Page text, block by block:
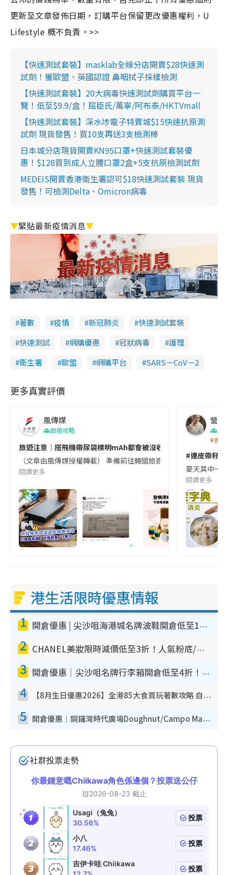
更新至文章發佈日期，訂購平台保留更改優惠權利，U
Lifestyle 概不負責。>>
【快速測試套裝】masklab全線分店開賣$28快速測
試劑！獲歐盟、英國認證 鼻咽拭子採樣檢測
【快速測試套裝】20大病毒快速測試劑購買平台一
覽！低至$9.9/盒！屈臣氏/萬寧/阿布泰/HKTVmall
【快速測試套裝】深水埗電子特賣城$15快速抗原測
試劑 現貨發售！買10支再送3支檢測棒
日本城分店現貨開賣KN95口罩+快速測試套裝優
惠！$128買到成人立體口罩2盒+5支抗原檢測試劑
MEDEIS開賣香港衛生署認可$18快速測試套裝 現貨
發售！可檢測Delta、Omicron病毒
▼緊貼最新疫情消息▼
著數 疫情 新冠肺炎
快速測試套裝
快速測試
網購優惠 冠狀病毒
護理
衞生署
歐盟 網購平台 SARS－CoV－2
更多真實評價
風傳媒
旅遊攻略
旅遊注意｜搭飛機帶尿袋標明mAh都會被沒收😱出發前切記檢查
（文章由風傳媒授權轉載） 準備前往韓國旅遊的民眾，近期要
閱讀更多
營養
香港
#連皮帶籽
夏天其中一
閱讀更多
港生活限時優惠情報
1 開倉優惠 | 尖沙咀海港城名牌波鞋開倉低至1折！On鞋$899起／Joy&Peace鞋履$98起
2 CHANEL美妝限時減價低至3折！人氣粉底/唇膏/精華液低至$275！COCO香水都有平
3 開倉優惠｜尖沙咀名牌行李箱開倉低至4折！一連5日 American Tourister/ace./Hallmark $200起！
4 【8月生日優惠2026】全港85大食買玩著數攻略 自助餐/火鍋放題同行免費＋誠品/DONKI送現金券
5 開倉優惠｜銅鑼灣時代廣場Doughnut/Campo Marzio開倉低至1折！背囊、書包、手袋劈價$200起